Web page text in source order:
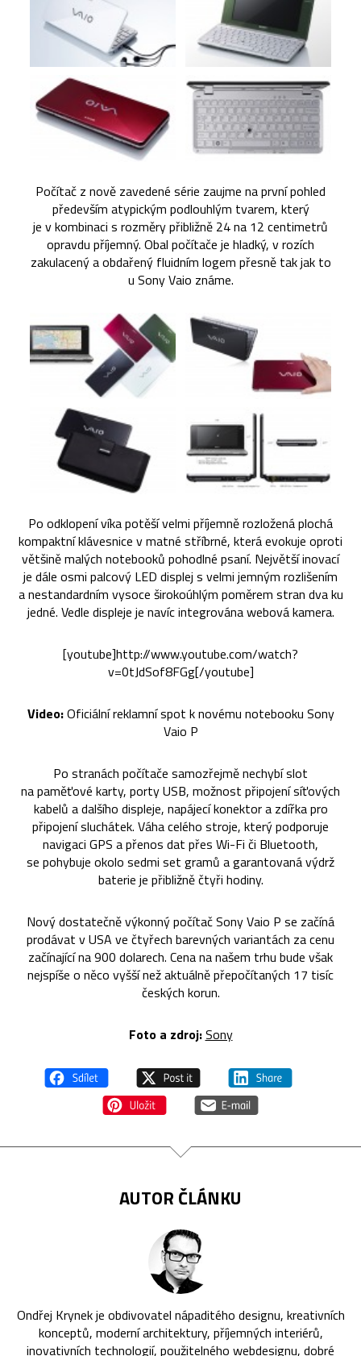
Počítač z nově zavedené série zaujme na první pohled
především atypickým podlouhlým tvarem, který
je v kombinaci s rozměry přibližně 24 na 12 centimetrů
opravdu příjemný. Obal počítače je hladký, v rozích
zakulacený a obdařený fluidním logem přesně tak jak to
u Sony Vaio známe.
Po odklopení víka potěší velmi příjemně rozložená plochá
kompaktní klávesnice v matné stříbrné, která evokuje oproti
většině malých notebooků pohodlné psaní. Největší inovací
je dále osmi palcový LED displej s velmi jemným rozlišením
a nestandardním vysoce širokoúhlým poměrem stran dva ku
jedné. Vedle displeje je navíc integrována webová kamera.
[youtube]http://www.youtube.com/watch?
v=0tJdSof8FGg[/youtube]
Video:Oficiální reklamní spot k novému notebooku Sony
Vaio P
Po stranách počítače samozřejmě nechybí slot
na paměťové karty, porty USB, možnost připojení síťových
kabelů a dalšího displeje, napájecí konektor a zdířka pro
připojení sluchátek. Váha celého stroje, který podporuje
navigaci GPS a přenos dat přes Wi-Fi či Bluetooth,
se pohybuje okolo sedmi set gramů a garantovaná výdrž
baterie je přibližně čtyři hodiny.
Nový dostatečně výkonný počítač Sony Vaio P se začíná
prodávat v USA ve čtyřech barevných variantách za cenu
začínající na 900 dolarech. Cena na našem trhu bude však
nejspíše o něco vyšší než aktuálně přepočítaných 17 tisíc
českých korun.
Foto a zdroj:Sony
AUTOR ČLÁNKU
Ondřej Krynek je obdivovatel nápaditého designu, kreativních
konceptů, moderní architektury, příjemných interiérů,
inovativních technologií, použitelného webdesignu, dobré